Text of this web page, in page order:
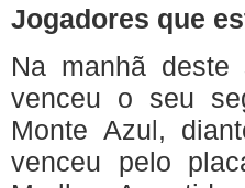
Jogadores que
Na manhã deste
venceu o seu
Monte Azul,
venceu
pelo